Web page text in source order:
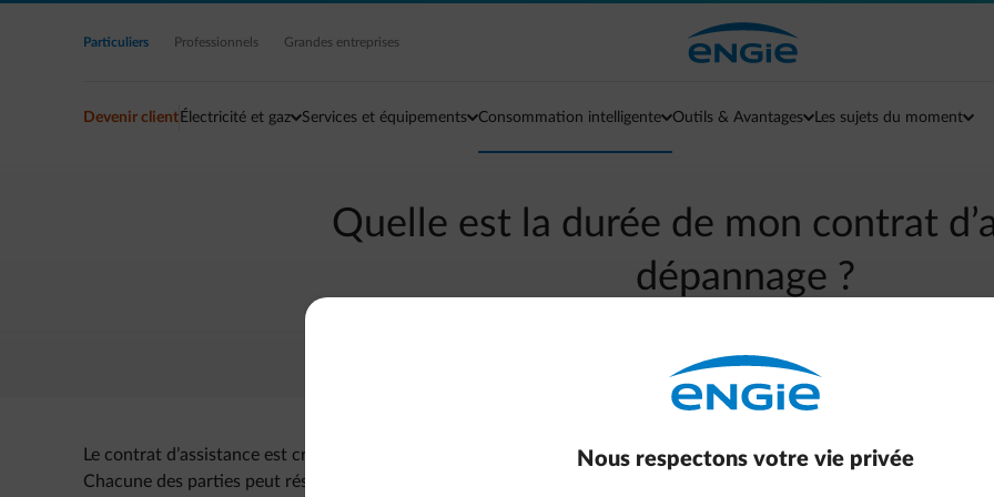
Accéder au contenu principal
Particuliers Professionnels Grandes entreprises
Devenir client Électricité et gaz Services et équipements Consommation intelligente Outils & Avantages Les sujets du moment
Quelle est la durée de mon contrat
dépannage ?
Aller à la page contact
Le contrat d’assistance est créé pour un an et est renouvelé tacitement pour un an chaque année.
Chacune des parties peut résilier le contrat à tout moment par écrit, sous réserve d'un préavis de trois mois avant la
Nous respectons votre vie privée